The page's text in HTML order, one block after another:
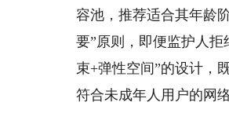
容池，推荐适合其年龄
要”原则，即便监护人
束+弹性空间”的设计，
符合未成年人用户的网